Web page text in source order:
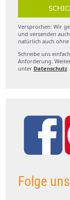
Versprochen: Wir
und versenden
natürlich auch
Schreibe uns
Anforderung.
unter Datenschutz
Folge